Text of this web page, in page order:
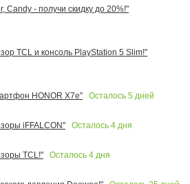
Candy - получи скидку до 20%!"
TCL и консоль PlayStation 5 Slim!"
HONOR X7e"
Осталось 5 дней
iFFALCON"
Осталось 4 дня
TCL!"
Осталось 4 дня